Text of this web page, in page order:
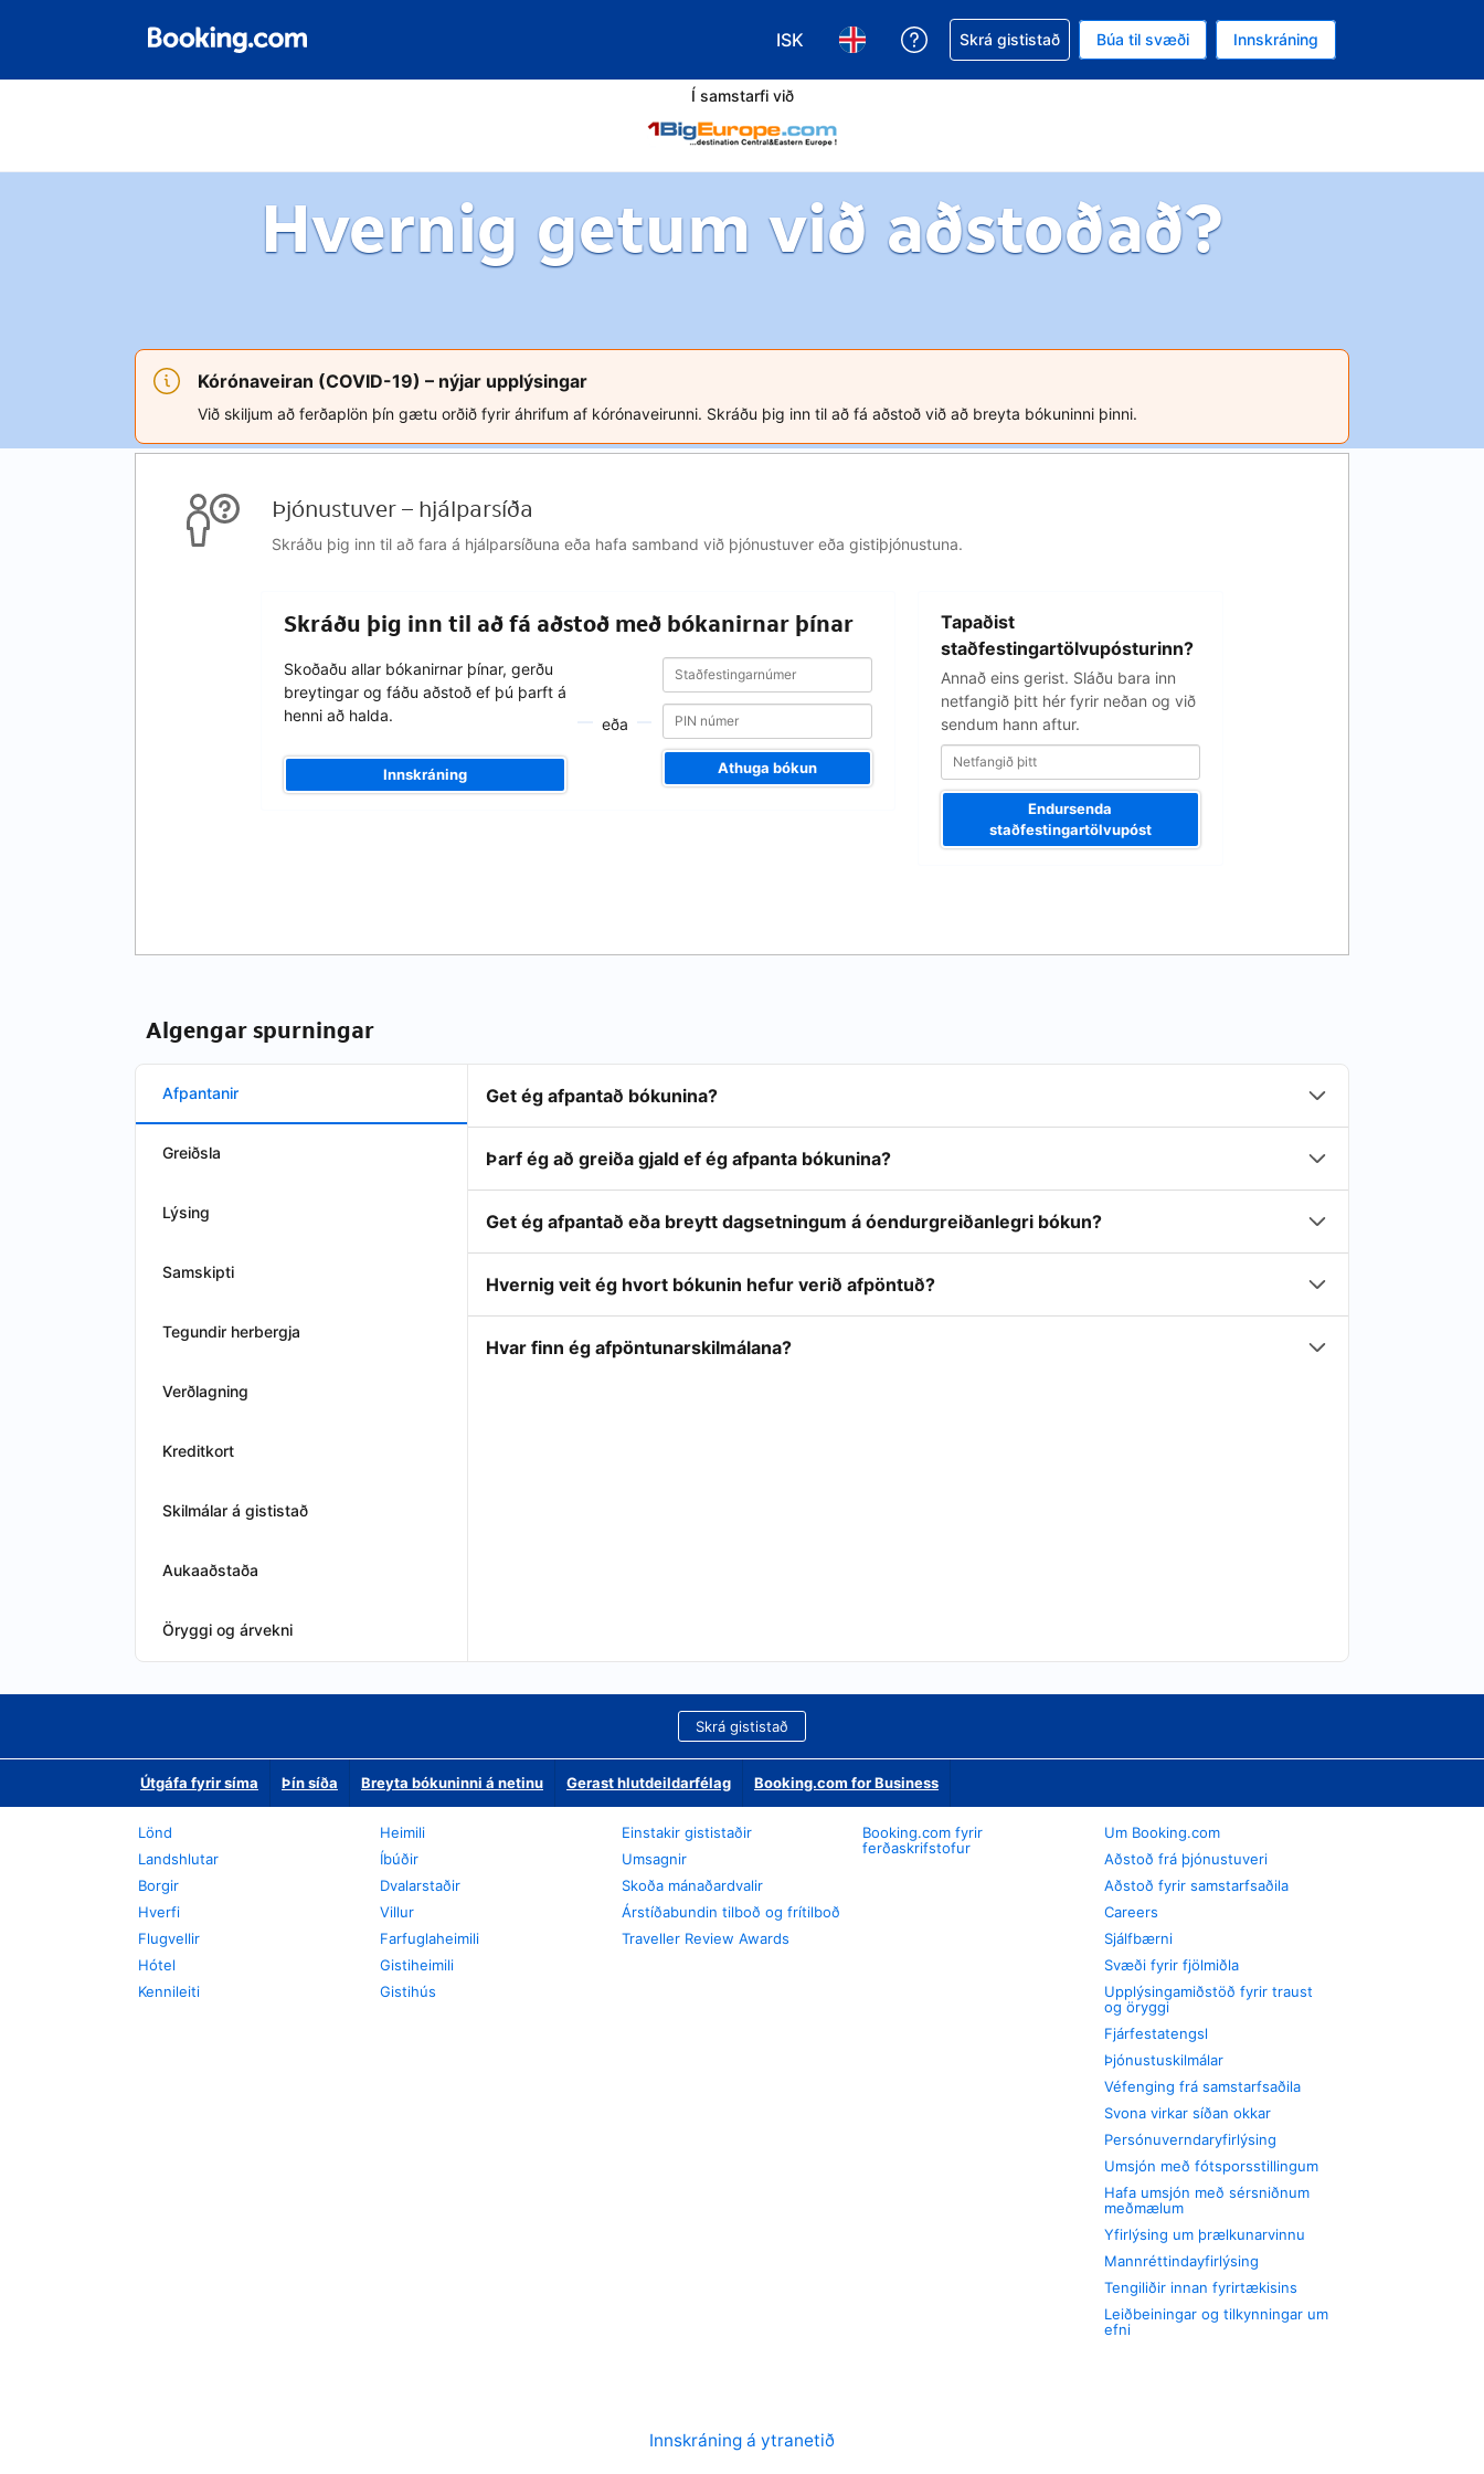
ISK
Veldu gjaldmiðil. Í augnablikinu er gjaldmiðillinn Íslensk króna
Veldu þitt tungumál. Í augnablikinu er tungumál þitt Íslensku
Fá aðstoð við bókunina
Skrá gististað Búa til svæði Innskráning
Í samstarfi við
Hvernig getum við aðstoðað?
Kórónaveiran (COVID-19) – nýjar upplýsingar
Við skiljum að ferðaplön þín gætu orðið fyrir áhrifum af kórónaveirunni. Skráðu þig inn til að fá aðstoð við að breyta bókuninni þinni.
Þjónustuver – hjálparsíða
Skráðu þig inn til að fara á hjálparsíðuna eða hafa samband við þjónustuver eða gistiþjónustuna.
Skráðu þig inn til að fá aðstoð með bókanirnar þínar
Skoðaðu allar bókanirnar þínar, gerðu
breytingar og fáðu aðstoð ef þú þarft á
henni að halda.
Innskráning
eða
Staðfestingarnúmer
Staðfestingarnúmer
Athuga bókun
Tapaðist
staðfestingartölvupósturinn?
Annað eins gerist. Sláðu bara inn
netfangið þitt hér fyrir neðan og við
sendum hann aftur.
Endursenda
staðfestingartölvupóst
Algengar spurningar
Afpantanir
Greiðsla
Lýsing
Samskipti
Tegundir herbergja
Verðlagning
Kreditkort
Skilmálar á gististað
Aukaaðstaða
Öryggi og árvekni
Get ég afpantað bókunina?
Þarf ég að greiða gjald ef ég afpanta bókunina?
Get ég afpantað eða breytt dagsetningum á óendurgreiðanlegri bókun?
Hvernig veit ég hvort bókunin hefur verið afpöntuð?
Hvar finn ég afpöntunarskilmálana?
Skrá gististað
Útgáfa fyrir síma Þín síða Breyta bókuninni á netinu Gerast hlutdeildarfélag Booking.com for Business
Lönd
Landshlutar
Borgir
Hverfi
Flugvellir
Hótel
Kennileiti
Heimili
Íbúðir
Dvalarstaðir
Villur
Farfuglaheimili
Gistiheimili
Gistihús
Einstakir gististaðir
Umsagnir
Skoða mánaðardvalir
Árstíðabundin tilboð og frítilboð
Traveller Review Awards
Booking.com fyrir
ferðaskrifstofur
Um Booking.com
Aðstoð frá þjónustuveri
Aðstoð fyrir samstarfsaðila
Careers
Sjálfbærni
Svæði fyrir fjölmiðla
Upplýsingamiðstöð fyrir traust
og öryggi
Fjárfestatengsl
Þjónustuskilmálar
Véfenging frá samstarfsaðila
Svona virkar síðan okkar
Persónuverndaryfirlýsing
Umsjón með fótsporsstillingum
Hafa umsjón með sérsniðnum
meðmælum
Yfirlýsing um þrælkunarvinnu
Mannréttindayfirlýsing
Tengiliðir innan fyrirtækisins
Leiðbeiningar og tilkynningar um
efni
Innskráning á ytranetið